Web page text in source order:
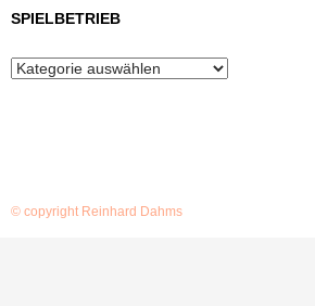
SPIELBETRIEB
Spielbetrieb
© copyright Reinhard Dahms